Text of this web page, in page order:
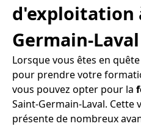
d'exploitation
Germain-Laval
Lorsque vous êtes en
pour prendre votre
vous pouvez opter pour la
Saint-Germain-Laval.
présente de nombreux